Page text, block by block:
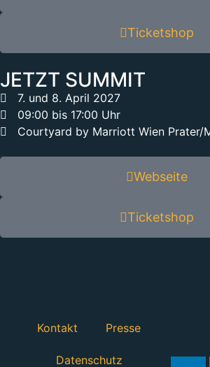
Ticketshop
JETZT SUMMIT
7. und 8. April 2027
09:00 bis 17:00 Uhr
Courtyard by Marriott Wien Prater/
Webseite
Ticketshop
Kontakt Presse
Datenschutz